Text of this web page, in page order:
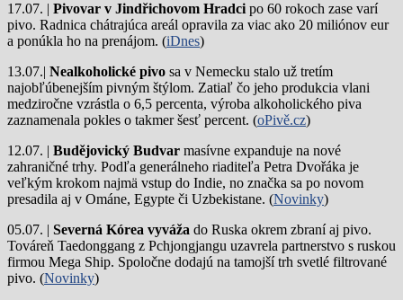
17.07. | Pivovar v Jindřichovom Hradcipo 60 rokoch zase varí
pivo. Radnica chátrajúca areál opravila za viac ako 20 miliónov eur
a ponúkla ho na prenájom. (iDnes)
13.07.| Nealkoholické pivo sa v Nemecku stalo už tretím
najobľúbenejším pivným štýlom. Zatiaľ čo jeho produkcia vlani
medziročne vzrástla o 6,5 percenta, výroba alkoholického piva
zaznamenala pokles o takmer šesť percent. (oPivě.cz)
12.07. | Budějovický Budvar masívne expanduje na nové
zahraničné trhy. Podľa generálneho riaditeľa Petra Dvořáka je
veľkým krokom najmä vstup do Indie, no značka sa po novom
presadila aj v Ománe, Egypte či Uzbekistane. (Novinky)
05.07. | Severná Kórea vyváža do Ruska okrem zbraní aj pivo.
Továreň Taedonggang z Pchjongjangu uzavrela partnerstvo s ruskou
firmou Mega Ship. Spoločne dodajú na tamojší trh svetlé filtrované
pivo. (Novinky)